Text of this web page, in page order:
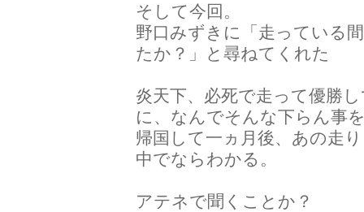
そして今回。
野口みずきに「走っている
たか？」と尋ねてくれた
炎天下、必死で走って優勝
に、なんでそんな下らん事
帰国して一ヵ月後、あの走
中でならわかる。
アテネで聞くことか？